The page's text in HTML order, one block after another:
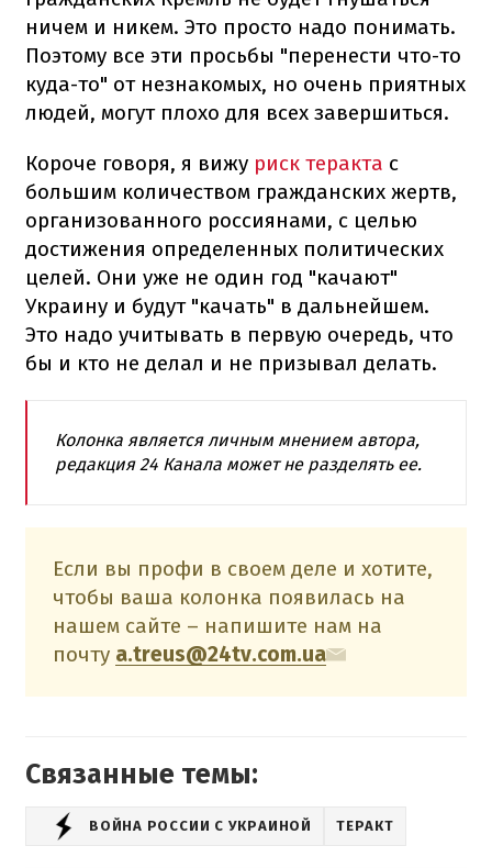
ничем и никем. Это просто надо понимать.
Поэтому все эти просьбы "перенести что-то
куда-то" от незнакомых, но очень приятных
людей, могут плохо для всех завершиться.
Короче говоря, я вижу риск теракта с
большим количеством гражданских жертв,
организованного россиянами, с целью
достижения определенных политических
целей. Они уже не один год "качают"
Украину и будут "качать" в дальнейшем.
Это надо учитывать в первую очередь, что
бы и кто не делал и не призывал делать.
Колонка является личным мнением автора,
редакция 24 Канала может не разделять ее.
Если вы профи в своем деле и хотите,
чтобы ваша колонка появилась на
нашем сайте – напишите нам на
почту a.treus@24tv.com.ua
Связанные темы:
ВОЙНА РОССИИ С УКРАИНОЙ ТЕРАКТ